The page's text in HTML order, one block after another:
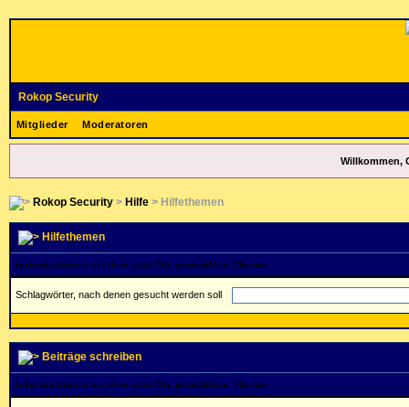
Rokop Security
Mitglieder Moderatoren
Willkommen,
Rokop Security> Hilfe> Hilfethemen
Hilfethemen
Informationen zu dem von Dir gewählten Thema
Schlagwörter, nach denen gesucht werden soll
Beiträge schreiben
Informationen zu dem von Dir gewählten Thema